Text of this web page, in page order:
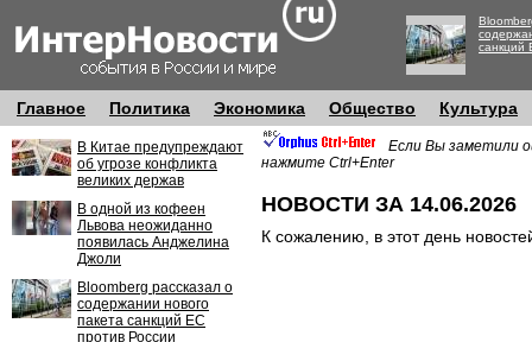
санкций
Главное Политика Экономика Общество Культура
В Китае предупреждают
об угрозе конфликта
великих держав
В одной из кофеен
Львова неожиданно
появилась Анджелина
Джоли
Bloomberg рассказал о
содержании нового
пакета санкций ЕС
против России
Если Вы заметили
нажмите Ctrl+Enter
НОВОСТИ ЗА 14.06.2026
К сожалению, в этот день